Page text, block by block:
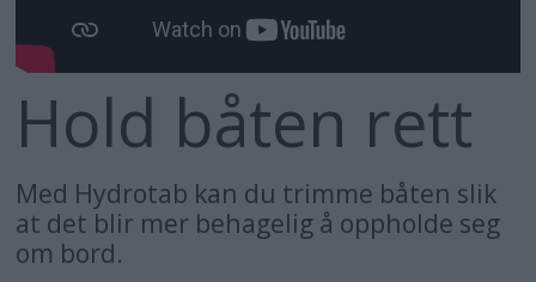
Hold båten rett
Med Hydrotab kan du trimme båten slik
at det blir mer behagelig å oppholde seg
om bord.